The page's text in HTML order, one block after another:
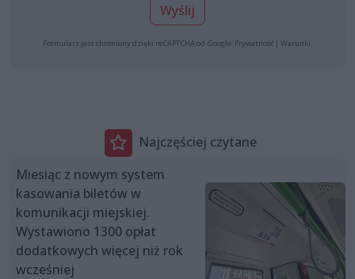
Wyślij
Formularz jest chroniony dzięki reCAPTCHA od Google: Prywatność | Warunki
Najczęściej czytane
Miesiąc z nowym system
kasowania biletów w
komunikacji miejskiej.
Wystawiono 1300 opłat
dodatkowych więcej niż rok
wcześniej